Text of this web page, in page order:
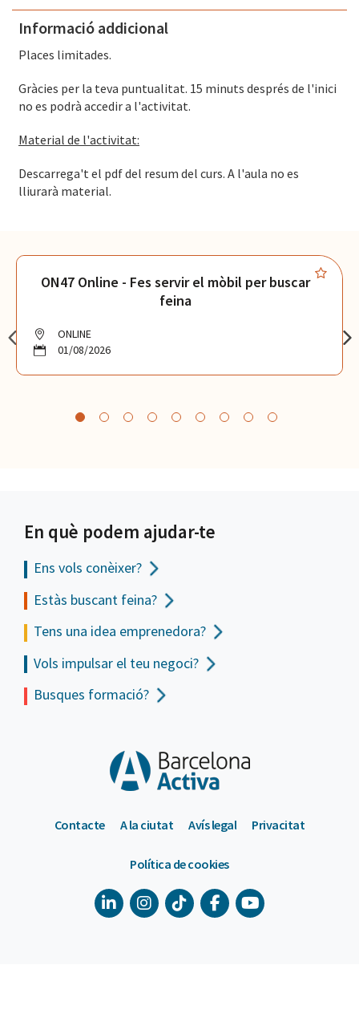
Informació addicional
Places limitades.
Gràcies per la teva puntualitat. 15 minuts després de l'inici
no es podrà accedir a l'activitat.
Material de l'activitat:
Descarrega't el pdf del resum del curs. A l'aula no es
lliurarà material.
ON47 Online - Fes servir el mòbil per buscar
feina
ONLINE
01/08/2026
En què podem ajudar-te
Ens vols conèixer?
Estàs buscant feina?
Tens una idea emprenedora?
Vols impulsar el teu negoci?
Busques formació?
Contacte A la ciutat Avís legal Privacitat
Política de cookies